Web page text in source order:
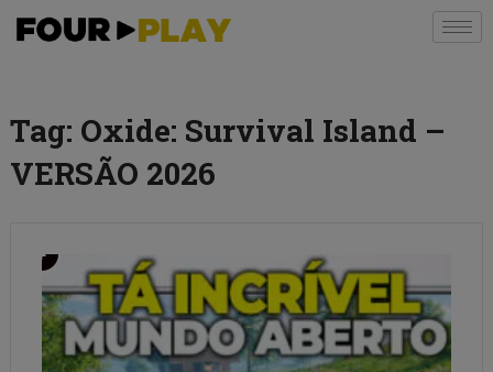
Tag: Oxide: Survival Island –
VERSÃO 2026